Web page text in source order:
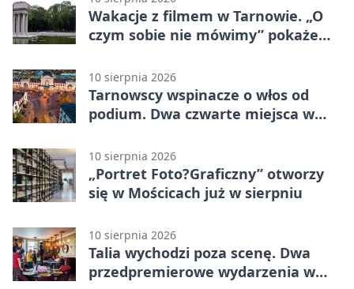
Wakacje z filmem w Tarnowie. „O
czym sobie nie mówimy” pokaże
10 sierpnia 2026
Tarnowscy wspinacze o włos od
podium. Dwa czwarte miejsca w
10 sierpnia 2026
„Portret Foto?Graficzny” otworzy
się w Mościcach już w sierpniu
10 sierpnia 2026
Talia wychodzi poza scenę. Dwa
przedpremierowe wydarzenia w